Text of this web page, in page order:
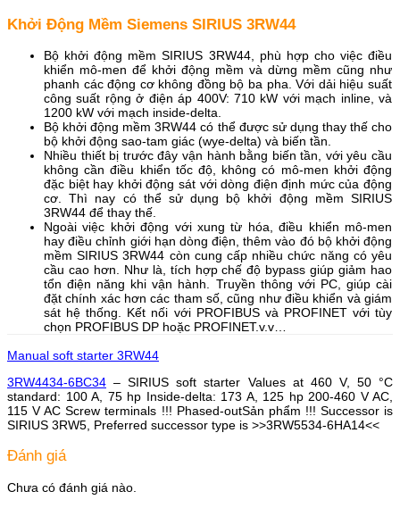
Khởi Động Mềm Siemens SIRIUS 3RW44
Bộ khởi động mềm SIRIUS 3RW44, phù hợp cho việc điều
khiển mô-men để khởi động mềm và dừng mềm cũng như
phanh các động cơ không đồng bộ ba pha. Với dải hiệu suất
công suất rộng ở điện áp 400V: 710 kW với mạch inline, và
1200 kW với mạch inside-delta.
Bộ khởi động mềm 3RW44 có thể được sử dụng thay thế cho
bộ khởi động sao-tam giác (wye-delta) và biến tần.
Nhiều thiết bị trước đây vận hành bằng biến tần, với yêu cầu
không cần điều khiển tốc độ, không có mô-men khởi động
đặc biệt hay khởi động sát với dòng điện định mức của động
cơ. Thì nay có thể sử dụng bộ khởi động mềm SIRIUS
3RW44 để thay thế.
Ngoài việc khởi động với xung từ hóa, điều khiển mô-men
hay điều chỉnh giới hạn dòng điện, thêm vào đó bộ khởi động
mềm SIRIUS 3RW44 còn cung cấp nhiều chức năng có yêu
cầu cao hơn. Như là, tích hợp chế độ bypass giúp giảm hao
tổn điện năng khi vận hành. Truyền thông với PC, giúp cài
đặt chính xác hơn các tham số, cũng như điều khiển và giám
sát hệ thống. Kết nối với PROFIBUS và PROFINET với tùy
chọn PROFIBUS DP hoặc PROFINET.v.v…
Manual soft starter 3RW44
3RW4434-6BC34 – SIRIUS soft starter Values at 460 V, 50 °C
standard: 100 A, 75 hp Inside-delta: 173 A, 125 hp 200-460 V AC,
115 V AC Screw terminals !!! Phased-outSản phẩm !!! Successor is
SIRIUS 3RW5, Preferred successor type is >>3RW5534-6HA14<<
Đánh giá
Chưa có đánh giá nào.